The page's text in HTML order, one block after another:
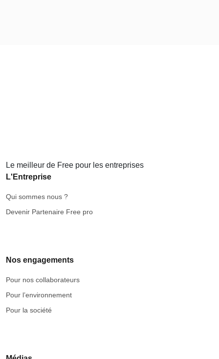
Le meilleur de Free pour les entreprises
L'Entreprise
Qui sommes nous ?
Devenir Partenaire Free pro
Nos engagements
Pour nos collaborateurs
Pour l’environnement
Pour la société